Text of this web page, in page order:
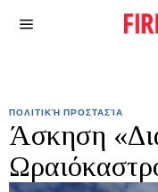
ΠΟΛΙΤΙΚΉ ΠΡΟΣΤΑΣΊΑ
Άσκηση